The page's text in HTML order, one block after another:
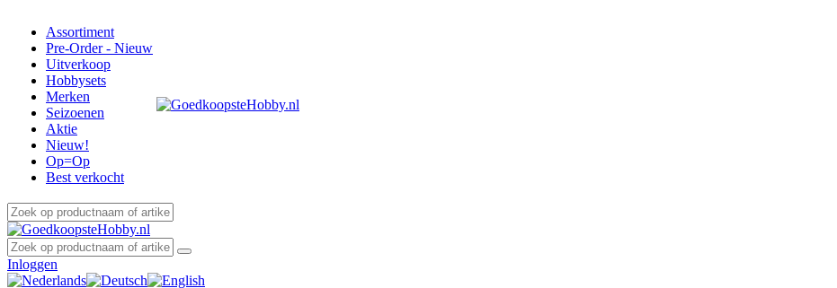
Assortiment
Pre-Order - Nieuw
Uitverkoop
Hobbysets
Merken
Seizoenen
Aktie
Nieuw!
Op=Op
Best verkocht
Inloggen